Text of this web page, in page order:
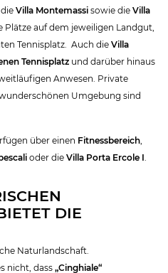
Villa Montemassi sowie die Villa
Plätze auf dem jeweiligen Landgut,
Tennisplatz. Auch die Villa
Tennisplatz und darüber hinaus
Anwesen. Private
Umgebung sind
über einen Fitnessbereich,
oder die Villa Porta Ercole I.
DIE
Naturlandschaft.
nicht, dass „Cinghiale“